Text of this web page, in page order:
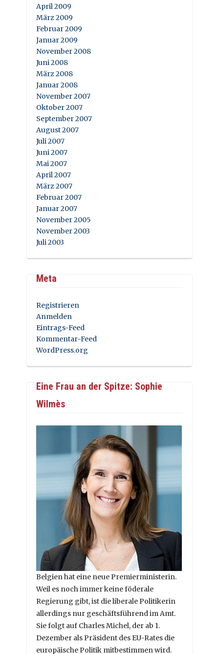
April 2009
März 2009
Februar 2009
Januar 2009
November 2008
Juni 2008
März 2008
Januar 2008
November 2007
Oktober 2007
September 2007
August 2007
Juli 2007
Juni 2007
Mai 2007
April 2007
März 2007
Februar 2007
Januar 2007
November 2005
November 2003
Juli 2003
Meta
Registrieren
Anmelden
Eintrags-Feed
Kommentar-Feed
WordPress.org
Eine Frau an der Spitze: Sophie
Wilmès
Belgien hat eine neue Premierministerin.
Weil es noch immer keine föderale
Regierung gibt, ist die liberale Politikerin
allerdings nur geschäftsführend im Amt.
Sie folgt auf Charles Michel, der ab 1.
Dezember als Präsident des EU-Rates die
europäische Politik mitbestimmen wird.